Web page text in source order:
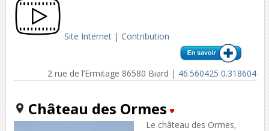
Site Internet| Contribution
2 rue de l’Ermitage 86580 Biard | 46.560425 0.318604
Château des Ormes
Le château des Ormes,